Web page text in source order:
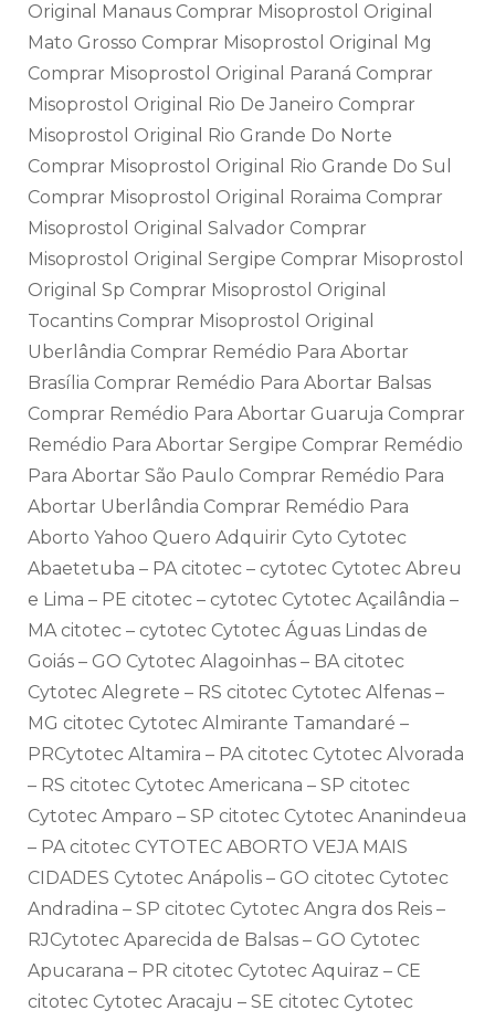
Original Manaus Comprar Misoprostol Original
Mato Grosso Comprar Misoprostol Original Mg
Comprar Misoprostol Original Paraná Comprar
Misoprostol Original Rio De Janeiro Comprar
Misoprostol Original Rio Grande Do Norte
Comprar Misoprostol Original Rio Grande Do Sul
Comprar Misoprostol Original Roraima Comprar
Misoprostol Original Salvador Comprar
Misoprostol Original Sergipe Comprar Misoprostol
Original Sp Comprar Misoprostol Original
Tocantins Comprar Misoprostol Original
Uberlândia Comprar Remédio Para Abortar
Brasília Comprar Remédio Para Abortar Balsas
Comprar Remédio Para Abortar Guaruja Comprar
Remédio Para Abortar Sergipe Comprar Remédio
Para Abortar São Paulo Comprar Remédio Para
Abortar Uberlândia Comprar Remédio Para
Aborto Yahoo Quero Adquirir Cyto Cytotec
Abaetetuba – PA citotec – cytotec Cytotec Abreu
e Lima – PE citotec – cytotec Cytotec Açailândia –
MA citotec – cytotec Cytotec Águas Lindas de
Goiás – GO Cytotec Alagoinhas – BA citotec
Cytotec Alegrete – RS citotec Cytotec Alfenas –
MG citotec Cytotec Almirante Tamandaré –
PRCytotec Altamira – PA citotec Cytotec Alvorada
– RS citotec Cytotec Americana – SP citotec
Cytotec Amparo – SP citotec Cytotec Ananindeua
– PA citotec CYTOTEC ABORTO VEJA MAIS
CIDADES Cytotec Anápolis – GO citotec Cytotec
Andradina – SP citotec Cytotec Angra dos Reis –
RJCytotec Aparecida de Balsas – GO Cytotec
Apucarana – PR citotec Cytotec Aquiraz – CE
citotec Cytotec Aracaju – SE citotec Cytotec